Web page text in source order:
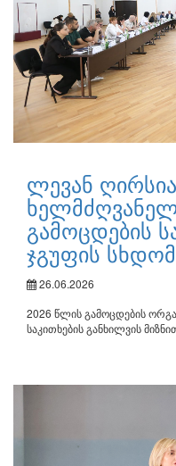
ლევან
გამოცდების
ჯგუფის
26.06.2026
2026 წლის გამოცდების
საკითხების განხილვის